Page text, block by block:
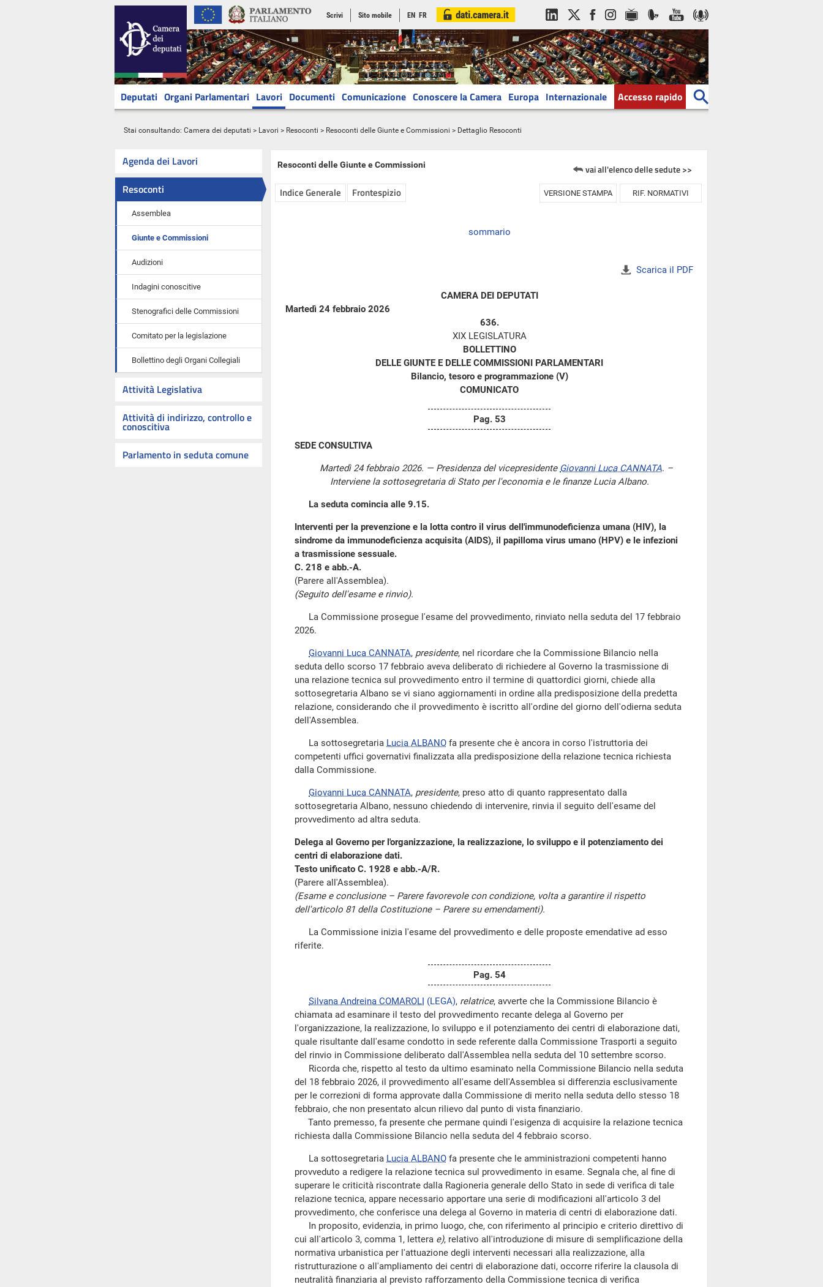
Scrivi Sito mobile EN FR
Deputati Organi Parlamentari Lavori Documenti Comunicazione Conoscere la Camera Europa Internazionale Accesso rapido
Stai consultando: Camera dei deputati > Lavori > Resoconti > Resoconti delle Giunte e Commissioni > Dettaglio Resoconti
Agenda dei Lavori
Resoconti
Assemblea
Giunte e Commissioni
Audizioni
Indagini conoscitive
Stenografici delle Commissioni
Comitato per la legislazione
Bollettino degli Organi Collegiali
Attività Legislativa
Attività di indirizzo, controllo e
conoscitiva
Parlamento in seduta comune
Resoconti delle Giunte e Commissioni vai all'elenco delle sedute >>
Indice Generale Frontespizio VERSIONE STAMPA RIF. NORMATIVI
sommario
Scarica il PDF
CAMERA DEI DEPUTATI
Martedì 24 febbraio 2026
636.
XIX LEGISLATURA
BOLLETTINO
DELLE GIUNTE E DELLE COMMISSIONI PARLAMENTARI
Bilancio, tesoro e programmazione (V)
COMUNICATO
Pag. 53
SEDE CONSULTIVA
Martedì 24 febbraio 2026. — Presidenza del vicepresidente Giovanni Luca CANNATA. –
Interviene la sottosegretaria di Stato per l'economia e le finanze Lucia Albano.
La seduta comincia alle 9.15.
Interventi per la prevenzione e la lotta contro il virus dell'immunodeficienza umana (HIV), la
sindrome da immunodeficienza acquisita (AIDS), il papilloma virus umano (HPV) e le infezioni
a trasmissione sessuale.
C. 218 e abb.-A.
(Parere all'Assemblea).
(Seguito dell'esame e rinvio).
La Commissione prosegue l'esame del provvedimento, rinviato nella seduta del 17 febbraio
2026.
Giovanni Luca CANNATA, presidente, nel ricordare che la Commissione Bilancio nella
seduta dello scorso 17 febbraio aveva deliberato di richiedere al Governo la trasmissione di
una relazione tecnica sul provvedimento entro il termine di quattordici giorni, chiede alla
sottosegretaria Albano se vi siano aggiornamenti in ordine alla predisposizione della predetta
relazione, considerando che il provvedimento è iscritto all'ordine del giorno dell'odierna seduta
dell'Assemblea.
La sottosegretaria Lucia ALBANO fa presente che è ancora in corso l'istruttoria dei
competenti uffici governativi finalizzata alla predisposizione della relazione tecnica richiesta
dalla Commissione.
Giovanni Luca CANNATA, presidente, preso atto di quanto rappresentato dalla
sottosegretaria Albano, nessuno chiedendo di intervenire, rinvia il seguito dell'esame del
provvedimento ad altra seduta.
Delega al Governo per l'organizzazione, la realizzazione, lo sviluppo e il potenziamento dei
centri di elaborazione dati.
Testo unificato C. 1928 e abb.-A/R.
(Parere all'Assemblea).
(Esame e conclusione – Parere favorevole con condizione, volta a garantire il rispetto
dell'articolo 81 della Costituzione – Parere su emendamenti).
La Commissione inizia l'esame del provvedimento e delle proposte emendative ad esso
riferite.
Pag. 54
Silvana Andreina COMAROLI (LEGA), relatrice, avverte che la Commissione Bilancio è
chiamata ad esaminare il testo del provvedimento recante delega al Governo per
l'organizzazione, la realizzazione, lo sviluppo e il potenziamento dei centri di elaborazione dati,
quale risultante dall'esame condotto in sede referente dalla Commissione Trasporti a seguito
del rinvio in Commissione deliberato dall'Assemblea nella seduta del 10 settembre scorso.
Ricorda che, rispetto al testo da ultimo esaminato nella Commissione Bilancio nella seduta
del 18 febbraio 2026, il provvedimento all'esame dell'Assemblea si differenzia esclusivamente
per le correzioni di forma approvate dalla Commissione di merito nella seduta dello stesso 18
febbraio, che non presentato alcun rilievo dal punto di vista finanziario.
Tanto premesso, fa presente che permane quindi l'esigenza di acquisire la relazione tecnica
richiesta dalla Commissione Bilancio nella seduta del 4 febbraio scorso.
La sottosegretaria Lucia ALBANO fa presente che le amministrazioni competenti hanno
provveduto a redigere la relazione tecnica sul provvedimento in esame. Segnala che, al fine di
superare le criticità riscontrate dalla Ragioneria generale dello Stato in sede di verifica di tale
relazione tecnica, appare necessario apportare una serie di modificazioni all'articolo 3 del
provvedimento, che conferisce una delega al Governo in materia di centri di elaborazione dati.
In proposito, evidenzia, in primo luogo, che, con riferimento al principio e criterio direttivo di
cui all'articolo 3, comma 1, lettera e), relativo all'introduzione di misure di semplificazione della
normativa urbanistica per l'attuazione degli interventi necessari alla realizzazione, alla
ristrutturazione o all'ampliamento dei centri di elaborazione dati, occorre riferire la clausola di
neutralità finanziaria al previsto rafforzamento della Commissione tecnica di verifica